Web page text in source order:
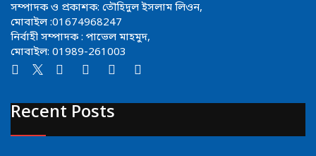
সম্পাদক ও প্রকাশক: তৌহিদুল ইসলাম লিওন,
মোবাইল :01674968247
নির্বাহী সম্পাদক : পাভেল মাহমুদ,
মোবাইল: 01989-261003
Recent Posts